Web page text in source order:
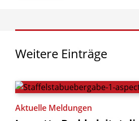
Weitere Einträge
Aktuelle Meldungen